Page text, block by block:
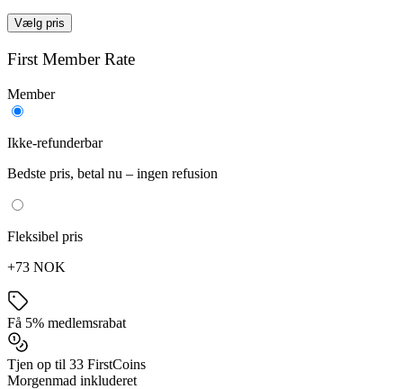
Vælg pris
First Member Rate
Member
Ikke-refunderbar
Bedste pris, betal nu – ingen refusion
Fleksibel pris
+73 NOK
Få 5% medlemsrabat
Tjen op til 33 FirstCoins
Morgenmad inkluderet